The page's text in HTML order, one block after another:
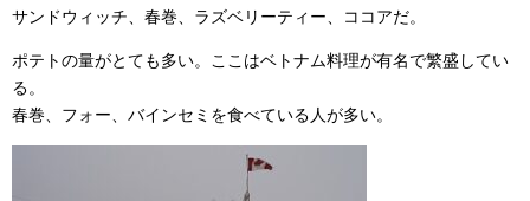
サンドウィッチ、春巻、ラズベリーティー、ココアだ。
ポテトの量がとても多い。ここはベトナム料理が有名で繁盛してい
る。
春巻、フォー、バインセミを食べている人が多い。